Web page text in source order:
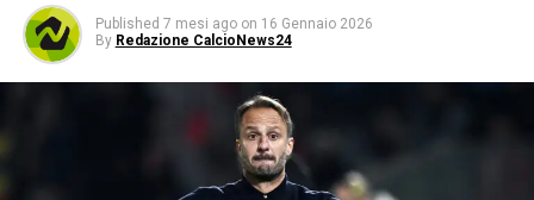
Published 7 mesi ago on 16 Gennaio 2026
By Redazione CalcioNews24